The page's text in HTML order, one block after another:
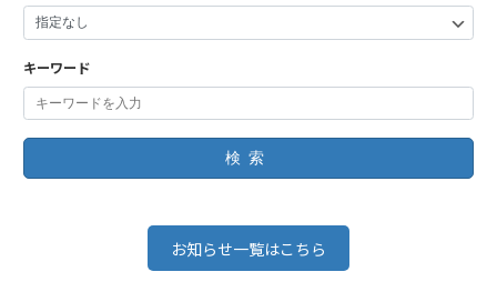
キーワード
検索
お知らせ一覧はこちら